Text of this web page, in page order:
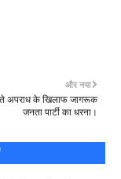
और नया
अपराध के खिलाफ जागरूक
जनता पार्टी का धरना।